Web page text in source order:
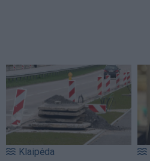
Klaipėda